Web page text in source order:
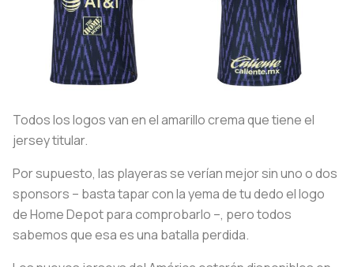
Todos los logos van en el amarillo crema que tiene el
jersey titular.
Por supuesto, las playeras se verían mejor sin uno o dos
sponsors – basta tapar con la yema de tu dedo el logo
de Home Depot para comprobarlo –, pero todos
sabemos que esa es una batalla perdida.